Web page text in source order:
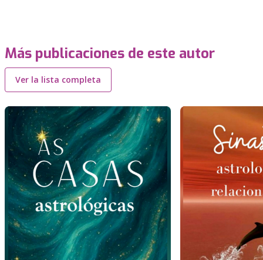
Más publicaciones de este autor
Ver la lista completa